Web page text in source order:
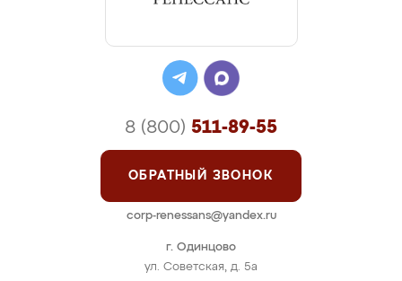
г. Одинцово
ул. Советская, д. 5а
8 (800) 511-89-55
ОБРАТНЫЙ ЗВОНОК
corp-renessans@yandex.ru